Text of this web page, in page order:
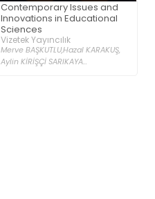
Contemporary Issues and
Innovations in Educational
Sciences
Vizetek Yayıncılık
Merve BAŞKUTLU,Hazal KARAKUŞ,
Aylin KİRİŞÇİ SARIKAYA...